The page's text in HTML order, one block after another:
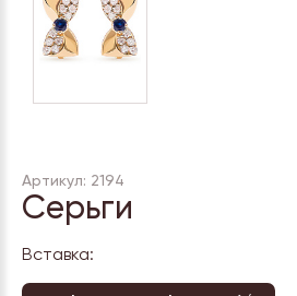
Артикул: 2194
Серьги
Вставка: